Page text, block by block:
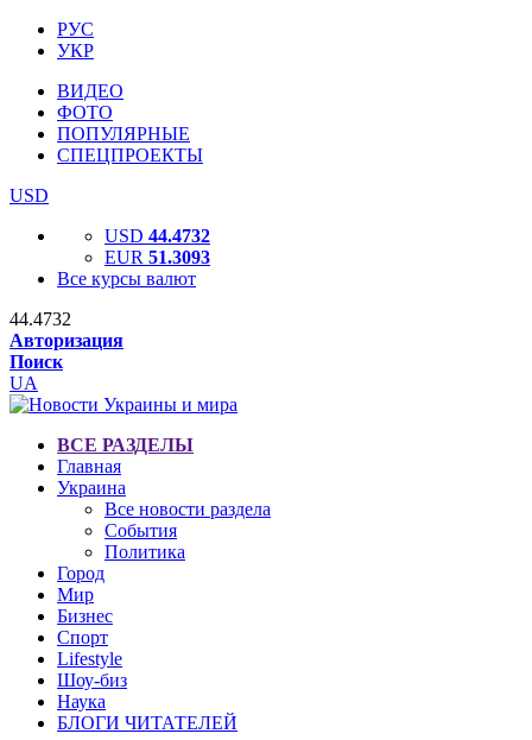
РУС
УКР
ВИДЕО
ФОТО
ПОПУЛЯРНЫЕ
СПЕЦПРОЕКТЫ
USD
USD 44.4732
EUR 51.3093
Все курсы валют
44.4732
Авторизация
Поиск
UA
ВСЕ РАЗДЕЛЫ
Главная
Украина
Все новости раздела
События
Политика
Город
Мир
Бизнес
Спорт
Lifestyle
Шоу-биз
Наука
БЛОГИ ЧИТАТЕЛЕЙ